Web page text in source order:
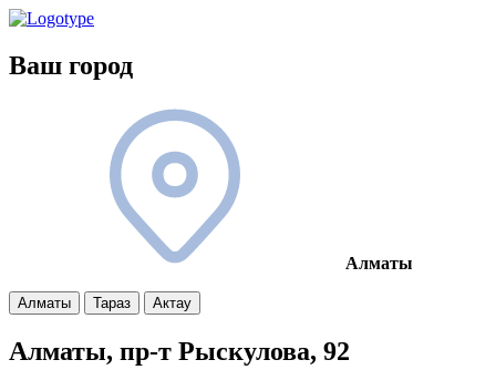
Ваш город
Алматы
Алматы Тараз Актау
Алматы, пр-т Рыскулова, 92